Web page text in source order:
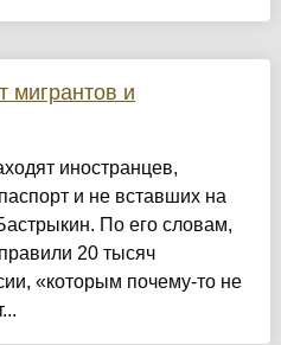
мигрантов и
иностранцев,
и не вставших на
По его словам,
20 тысяч
«которым почему-то не